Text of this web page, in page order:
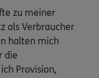
zu meiner
als Verbraucher
halten mich
die
Provision,